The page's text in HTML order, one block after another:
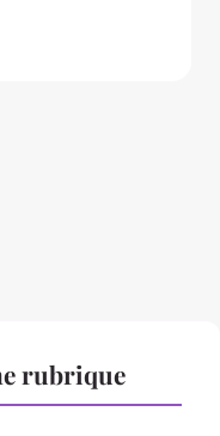
rubrique